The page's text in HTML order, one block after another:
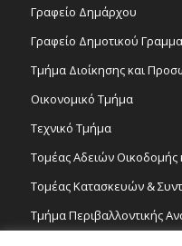
Γραφείο Δημάρχου
Γραφείο Δημοτικού
Τμήμα Διοίκησης και
Οικονομικό Τμήμα
Τεχνικό Τμήμα
Τομέας Αδειών Οικοδομής
Τομέας Κατασκευών &
Τμήμα Περιβαλλοντικής